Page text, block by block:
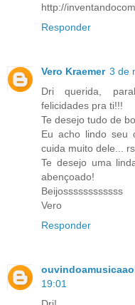
http://
Responder
Vero Kraemer 3 de
Dri querida,
felicidades pra ti!!!
Te desejo tudo de
Eu acho lindo seu
cuida muito dele... rs
Te desejo uma
abençoado!
Beijossssssssssss
Vero
Responder
19:01